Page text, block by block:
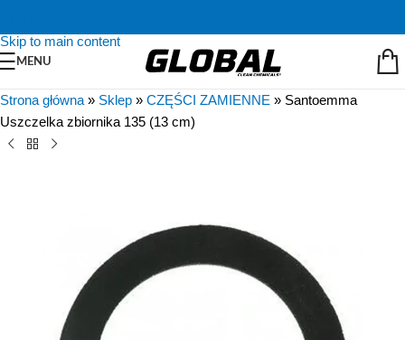
Skip to main content
MENU
Strona główna » Sklep » CZĘŚCI ZAMIENNE » Santoemma
Uszczelka zbiornika 135 (13 cm)